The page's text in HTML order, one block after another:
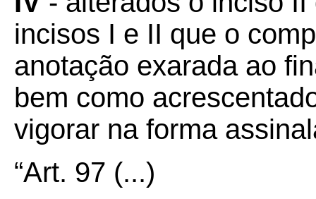
incisos I e II que o
anotação exarada ao
bem como
vigorar na forma
“Art. 97 (...)